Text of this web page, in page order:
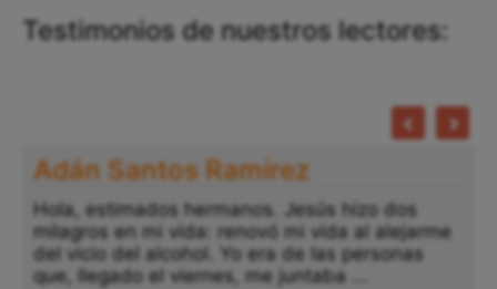
Testimonios de nuestros lectores:
Adán Santos Ramírez
Hola, estimados hermanos. Jesús hizo dos
milagros en mi vida: renovó mi vida al alejarme
del vicio del alcohol. Yo era de las personas
que, llegado el viernes, me juntaba ...